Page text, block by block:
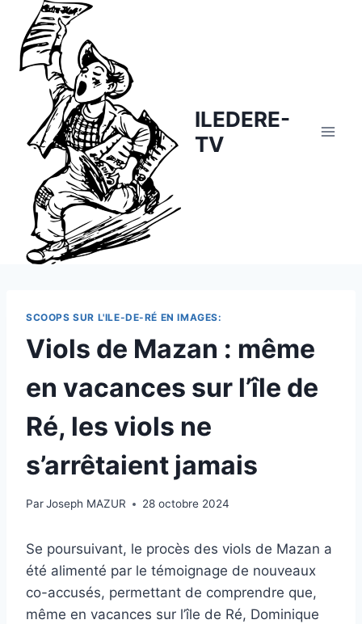
content
ILEDERE-
TV
SCOOPS SUR L'ILE-DE-RÉ EN IMAGES:
Viols de Mazan : même
en vacances sur l’île de
Ré, les viols ne
s’arrêtaient jamais
ParJoseph MAZUR 28 octobre 2024
Se poursuivant, le procès des viols de Mazan a
été alimenté par le témoignage de nouveaux
co-accusés, permettant de comprendre que,
même en vacances sur l’île de Ré, Dominique